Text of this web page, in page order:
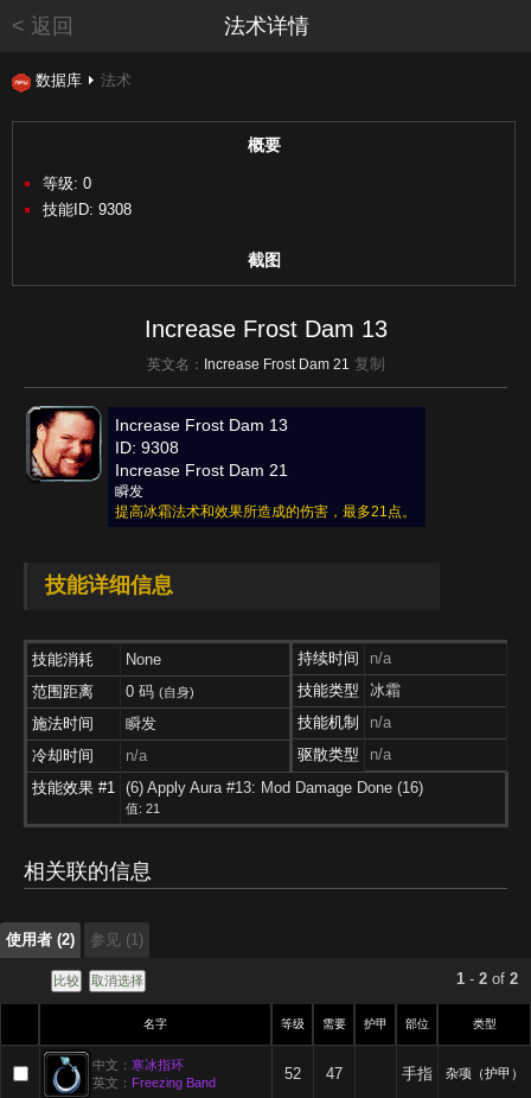
< 返回 法术详情
数据库 法术
概要
等级: 0
技能ID: 9308
截图
Increase Frost Dam 13
英文名： Increase Frost Dam 21 复制
Increase Frost Dam 13
ID: 9308
Increase Frost Dam 21
瞬发
提高冰霜法术和效果所造成的伤害，最多21点。
技能详细信息
持续时间
n/a
技能类型
冰霜
技能机制
n/a
驱散类型
n/a
技能消耗
None
范围距离
0 码 (自身)
施法时间
瞬发
冷却时间
n/a
技能效果 #1
(6) Apply Aura #13: Mod Damage Done (16)
值: 21
相关联的信息
使用者 (2) 参见 (1)
使用者 (2) 参见 (1)
使用者 (2) 参见 (1)
1 - 2 of 2
名字 等级 需要 护甲 部位 类型
中文： 寒冰指环
英文： Freezing Band 52 47 手指 杂项（护甲）